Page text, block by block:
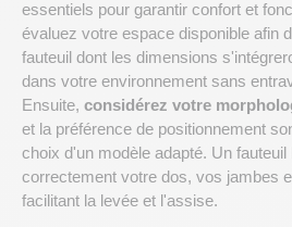
essentiels pour garantir confort et
évaluez votre espace disponible afin
fauteuil dont les dimensions
dans votre environnement sans
Ensuite, considérez votre
et la préférence de positionnement
choix d'un modèle adapté. Un fauteuil
correctement votre dos, vos jambes
facilitant la levée et l'assise.